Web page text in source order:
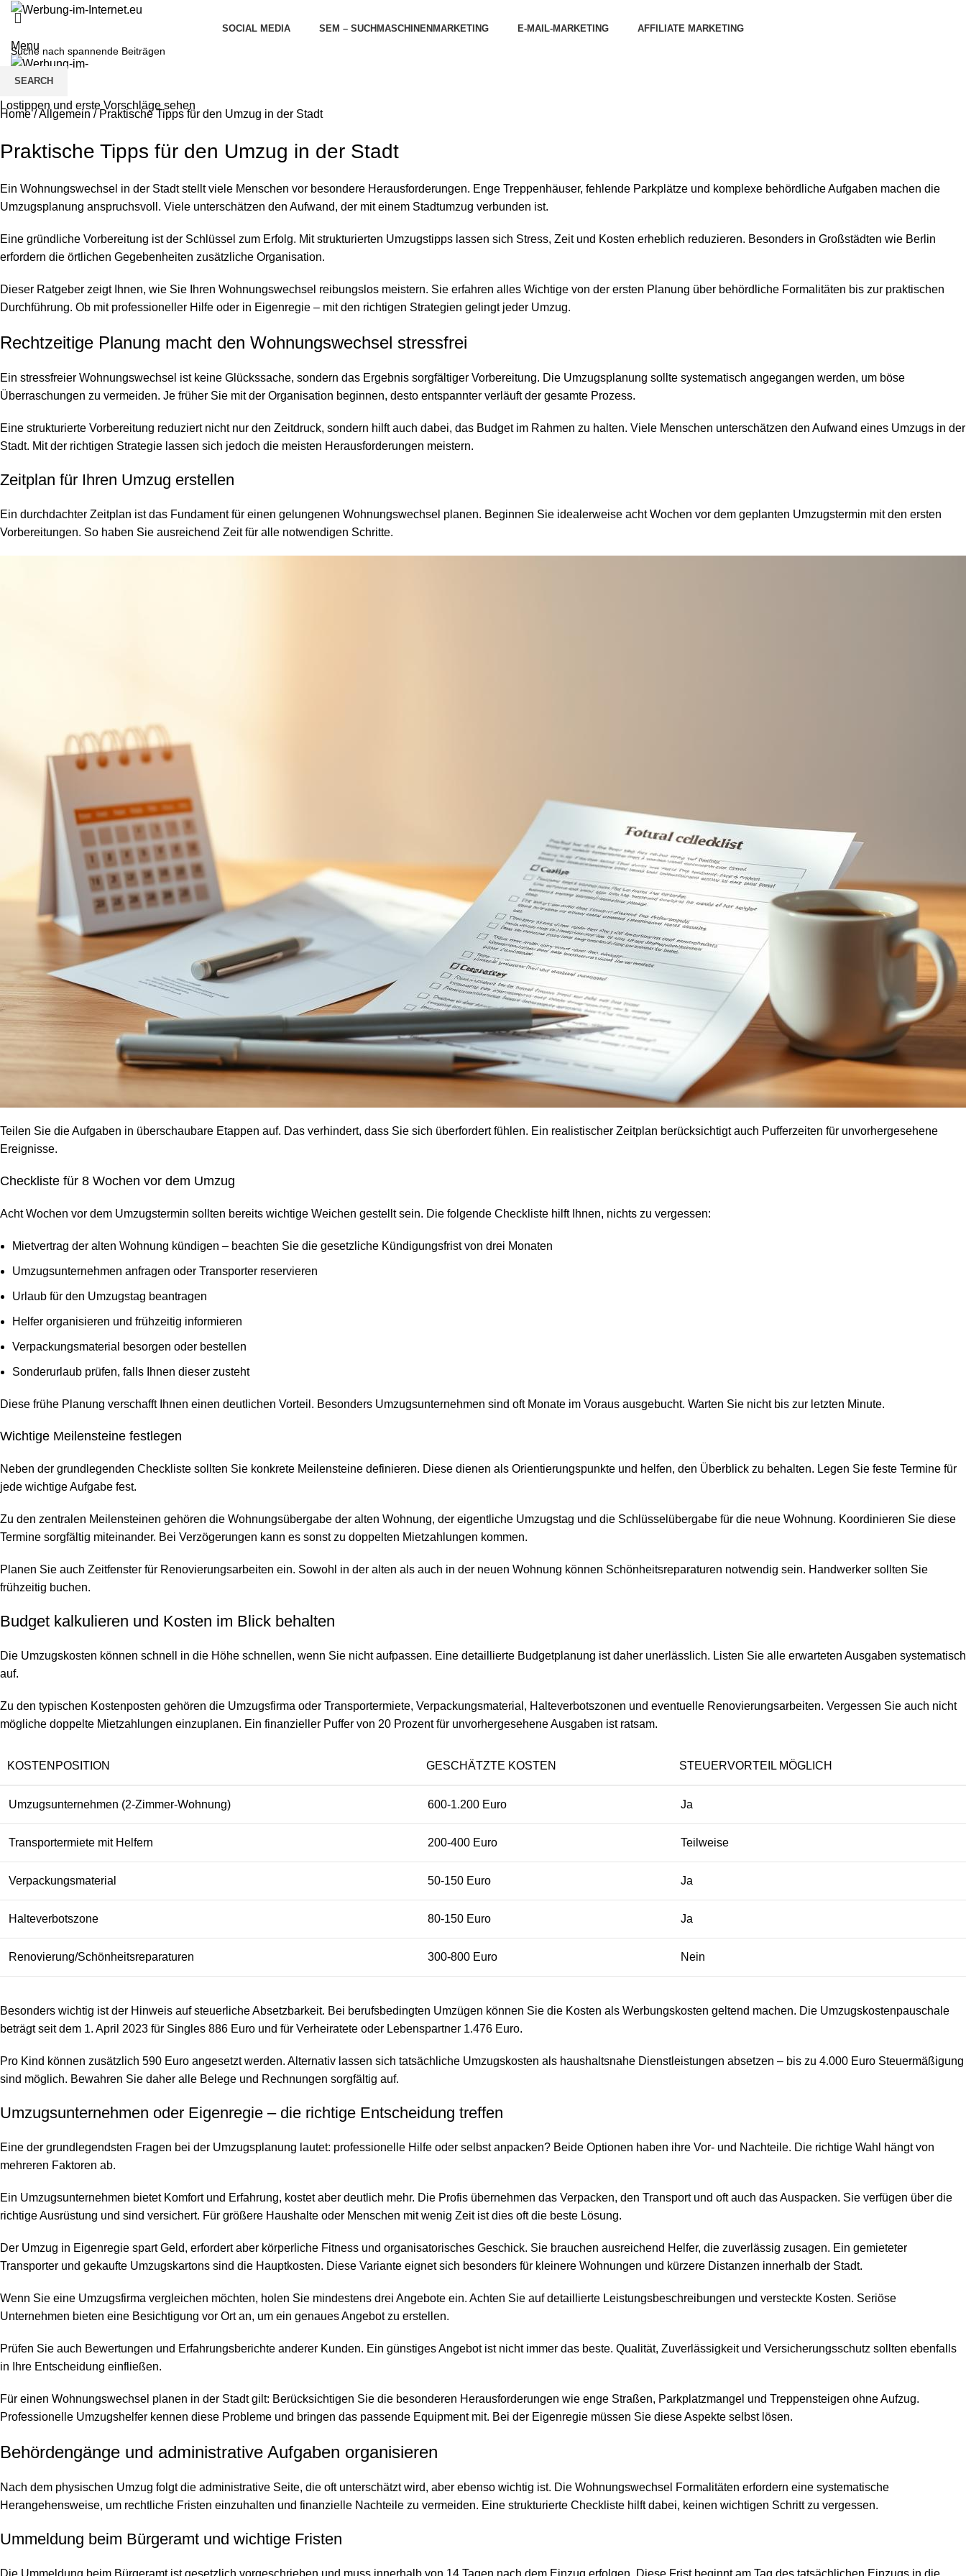
SOCIAL MEDIA SEM – SUCHMASCHINENMARKETING E-MAIL-MARKETING AFFILIATE MARKETING
Menu
Home/Allgemein / Praktische Tipps für den Umzug in der Stadt
Praktische Tipps für den Umzug in der Stadt
Ein Wohnungswechsel in der Stadt stellt viele Menschen vor besondere Herausforderungen. Enge Treppenhäuser, fehlende Parkplätze und komplexe behördliche Aufgaben machen die
Umzugsplanung anspruchsvoll. Viele unterschätzen den Aufwand, der mit einem Stadtumzug verbunden ist.
Eine gründliche Vorbereitung ist der Schlüssel zum Erfolg. Mit strukturierten Umzugstipps lassen sich Stress, Zeit und Kosten erheblich reduzieren. Besonders in Großstädten wie Berlin
erfordern die örtlichen Gegebenheiten zusätzliche Organisation.
Dieser Ratgeber zeigt Ihnen, wie Sie Ihren Wohnungswechsel reibungslos meistern. Sie erfahren alles Wichtige von der ersten Planung über behördliche Formalitäten bis zur praktischen
Durchführung. Ob mit professioneller Hilfe oder in Eigenregie – mit den richtigen Strategien gelingt jeder Umzug.
Rechtzeitige Planung macht den Wohnungswechsel stressfrei
Ein stressfreier Wohnungswechsel ist keine Glückssache, sondern das Ergebnis sorgfältiger Vorbereitung. Die Umzugsplanung sollte systematisch angegangen werden, um böse
Überraschungen zu vermeiden. Je früher Sie mit der Organisation beginnen, desto entspannter verläuft der gesamte Prozess.
Eine strukturierte Vorbereitung reduziert nicht nur den Zeitdruck, sondern hilft auch dabei, das Budget im Rahmen zu halten. Viele Menschen unterschätzen den Aufwand eines Umzugs in der
Stadt. Mit der richtigen Strategie lassen sich jedoch die meisten Herausforderungen meistern.
Zeitplan für Ihren Umzug erstellen
Ein durchdachter Zeitplan ist das Fundament für einen gelungenen Wohnungswechsel planen. Beginnen Sie idealerweise acht Wochen vor dem geplanten Umzugstermin mit den ersten
Vorbereitungen. So haben Sie ausreichend Zeit für alle notwendigen Schritte.
Teilen Sie die Aufgaben in überschaubare Etappen auf. Das verhindert, dass Sie sich überfordert fühlen. Ein realistischer Zeitplan berücksichtigt auch Pufferzeiten für unvorhergesehene
Ereignisse.
Checkliste für 8 Wochen vor dem Umzug
Acht Wochen vor dem Umzugstermin sollten bereits wichtige Weichen gestellt sein. Die folgende Checkliste hilft Ihnen, nichts zu vergessen:
Mietvertrag der alten Wohnung kündigen – beachten Sie die gesetzliche Kündigungsfrist von drei Monaten
Umzugsunternehmen anfragen oder Transporter reservieren
Urlaub für den Umzugstag beantragen
Helfer organisieren und frühzeitig informieren
Verpackungsmaterial besorgen oder bestellen
Sonderurlaub prüfen, falls Ihnen dieser zusteht
Diese frühe Planung verschafft Ihnen einen deutlichen Vorteil. Besonders Umzugsunternehmen sind oft Monate im Voraus ausgebucht. Warten Sie nicht bis zur letzten Minute.
Wichtige Meilensteine festlegen
Neben der grundlegenden Checkliste sollten Sie konkrete Meilensteine definieren. Diese dienen als Orientierungspunkte und helfen, den Überblick zu behalten. Legen Sie feste Termine für
jede wichtige Aufgabe fest.
Zu den zentralen Meilensteinen gehören die Wohnungsübergabe der alten Wohnung, der eigentliche Umzugstag und die Schlüsselübergabe für die neue Wohnung. Koordinieren Sie diese
Termine sorgfältig miteinander. Bei Verzögerungen kann es sonst zu doppelten Mietzahlungen kommen.
Planen Sie auch Zeitfenster für Renovierungsarbeiten ein. Sowohl in der alten als auch in der neuen Wohnung können Schönheitsreparaturen notwendig sein. Handwerker sollten Sie
frühzeitig buchen.
Budget kalkulieren und Kosten im Blick behalten
Die Umzugskosten können schnell in die Höhe schnellen, wenn Sie nicht aufpassen. Eine detaillierte Budgetplanung ist daher unerlässlich. Listen Sie alle erwarteten Ausgaben systematisch
auf.
Zu den typischen Kostenposten gehören die Umzugsfirma oder Transportermiete, Verpackungsmaterial, Halteverbotszonen und eventuelle Renovierungsarbeiten. Vergessen Sie auch nicht
mögliche doppelte Mietzahlungen einzuplanen. Ein finanzieller Puffer von 20 Prozent für unvorhergesehene Ausgaben ist ratsam.
KOSTENPOSITION GESCHÄTZTE KOSTEN STEUERVORTEIL MÖGLICH
Umzugsunternehmen (2-Zimmer-Wohnung) 600-1.200 Euro Ja
Transportermiete mit Helfern 200-400 Euro Teilweise
Verpackungsmaterial 50-150 Euro Ja
Halteverbotszone 80-150 Euro Ja
Renovierung/Schönheitsreparaturen 300-800 Euro Nein
Besonders wichtig ist der Hinweis auf steuerliche Absetzbarkeit. Bei berufsbedingten Umzügen können Sie die Kosten als Werbungskosten geltend machen. Die Umzugskostenpauschale
beträgt seit dem 1. April 2023 für Singles 886 Euro und für Verheiratete oder Lebenspartner 1.476 Euro.
Pro Kind können zusätzlich 590 Euro angesetzt werden. Alternativ lassen sich tatsächliche Umzugskosten als haushaltsnahe Dienstleistungen absetzen – bis zu 4.000 Euro Steuermäßigung
sind möglich. Bewahren Sie daher alle Belege und Rechnungen sorgfältig auf.
Umzugsunternehmen oder Eigenregie – die richtige Entscheidung treffen
Eine der grundlegendsten Fragen bei der Umzugsplanung lautet: professionelle Hilfe oder selbst anpacken? Beide Optionen haben ihre Vor- und Nachteile. Die richtige Wahl hängt von
mehreren Faktoren ab.
Ein Umzugsunternehmen bietet Komfort und Erfahrung, kostet aber deutlich mehr. Die Profis übernehmen das Verpacken, den Transport und oft auch das Auspacken. Sie verfügen über die
richtige Ausrüstung und sind versichert. Für größere Haushalte oder Menschen mit wenig Zeit ist dies oft die beste Lösung.
Der Umzug in Eigenregie spart Geld, erfordert aber körperliche Fitness und organisatorisches Geschick. Sie brauchen ausreichend Helfer, die zuverlässig zusagen. Ein gemieteter
Transporter und gekaufte Umzugskartons sind die Hauptkosten. Diese Variante eignet sich besonders für kleinere Wohnungen und kürzere Distanzen innerhalb der Stadt.
Wenn Sie eine Umzugsfirma vergleichen möchten, holen Sie mindestens drei Angebote ein. Achten Sie auf detaillierte Leistungsbeschreibungen und versteckte Kosten. Seriöse
Unternehmen bieten eine Besichtigung vor Ort an, um ein genaues Angebot zu erstellen.
Prüfen Sie auch Bewertungen und Erfahrungsberichte anderer Kunden. Ein günstiges Angebot ist nicht immer das beste. Qualität, Zuverlässigkeit und Versicherungsschutz sollten ebenfalls
in Ihre Entscheidung einfließen.
Für einen Wohnungswechsel planen in der Stadt gilt: Berücksichtigen Sie die besonderen Herausforderungen wie enge Straßen, Parkplatzmangel und Treppensteigen ohne Aufzug.
Professionelle Umzugshelfer kennen diese Probleme und bringen das passende Equipment mit. Bei der Eigenregie müssen Sie diese Aspekte selbst lösen.
Behördengänge und administrative Aufgaben organisieren
Nach dem physischen Umzug folgt die administrative Seite, die oft unterschätzt wird, aber ebenso wichtig ist. Die Wohnungswechsel Formalitäten erfordern eine systematische
Herangehensweise, um rechtliche Fristen einzuhalten und finanzielle Nachteile zu vermeiden. Eine strukturierte Checkliste hilft dabei, keinen wichtigen Schritt zu vergessen.
Ummeldung beim Bürgeramt und wichtige Fristen
SEARCH
Lostippen und erste Vorschläge sehen